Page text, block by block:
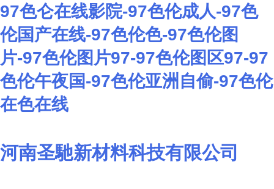
97色仑在线影院-97色伦成人-97色
伦国产在线-97色伦色-97色伦图
片-97色伦图片97-97色伦图区97-97
色伦午夜国-97色伦亚洲自偷-97色伦
在色在线
河南圣馳新材料科技有限公司